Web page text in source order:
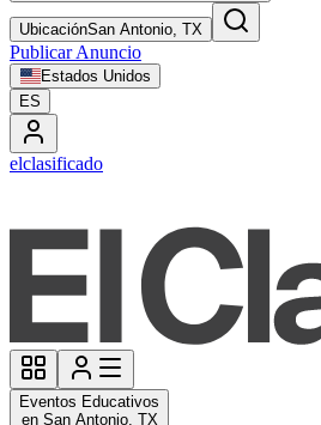
UbicaciónSan Antonio, TX
Publicar Anuncio
Estados Unidos
ES
elclasificado
Eventos Educativos
en San Antonio, TX